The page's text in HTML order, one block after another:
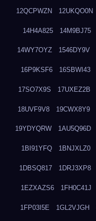
12QCPWZN 12UKQO0N
14H4A825 14M9BJ75
14WY7OYZ 1546DY9V
16P9KSF6 16SBWI43
17SO7X9S 17UXEZ2B
18UVF9V8 19CWX8Y9
19YDYQRW 1AU5Q96D
1BI91YFQ 1BNJXLZ0
1DBSQ817 1DRJ3XP8
1EZXAZS6 1FH0C41J
1FP03I5E 1GL2VJGH